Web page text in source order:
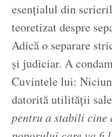
esențialul din
teoretizat despre
Adică o separare
și judiciar. A
Cuvintele lui:
datorită utilității sale
pentru a stabili cine